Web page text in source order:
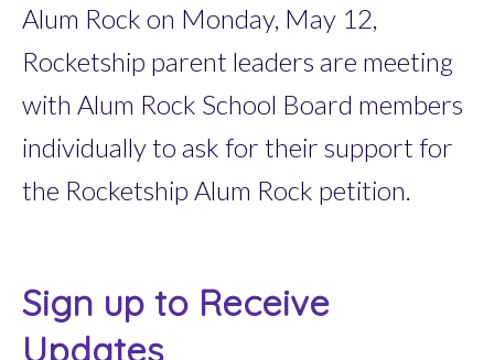
Alum Rock on Monday, May 12,
Rocketship parent leaders are meeting
with Alum Rock School Board members
individually to ask for their support for
the Rocketship Alum Rock petition.
Sign up to Receive
Updates